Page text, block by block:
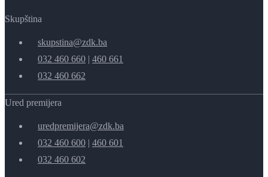
Skupština
skupstina@zdk.ba
032 460 660 | 460 661
032 460 662
Ured premijera
uredpremijera@zdk.ba
032 460 600 | 460 601
032 460 602